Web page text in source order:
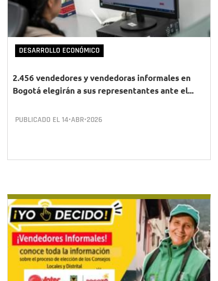
DESARROLLO ECONÓMICO
2.456 vendedores y vendedoras informales en
Bogotá elegirán a sus representantes ante el...
PUBLICADO EL14•ABR•2026